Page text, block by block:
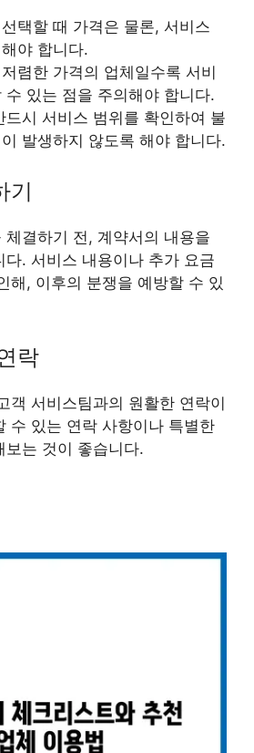
택할 때 가격은 물론, 서비스
야 합니다.
렴한 가격의 업체일수록 서비
수 있는 점을 주의해야 합니다.
드시 서비스 범위를 확인하여 불
발생하지 않도록 해야 합니다.
기
체결하기 전, 계약서의 내용을
다. 서비스 내용이나 추가 요금
해, 이후의 분쟁을 예방할 수 있
락
객 서비스팀과의 원활한 연락이
수 있는 연락 사항이나 특별한
보는 것이 좋습니다.